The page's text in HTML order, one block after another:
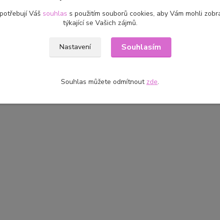
v kategoriích
Váš souhlas s použitím souborů cookies, aby Vám mohli
týkající se Vašich zájmů.
Nastavení Souhlasím
Souhlas můžete odmítnout zde.